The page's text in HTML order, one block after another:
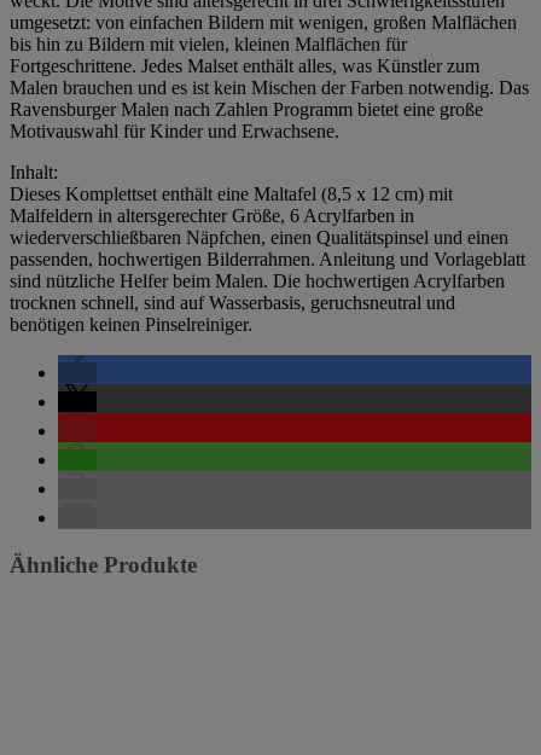
umgesetzt: von einfachen Bildern mit wenigen, großen Malflächen
bis hin zu Bildern mit vielen, kleinen Malflächen für
Fortgeschrittene. Jedes Malset enthält alles, was Künstler zum
Malen brauchen und es ist kein Mischen der Farben notwendig. Das
Ravensburger Malen nach Zahlen Programm bietet eine große
Motivauswahl für Kinder und Erwachsene.
Inhalt:
Dieses Komplettset enthält eine Maltafel (8,5 x 12 cm) mit
Malfeldern in altersgerechter Größe, 6 Acrylfarben in
wiederverschließbaren Näpfchen, einen Qualitätspinsel und einen
passenden, hochwertigen Bilderrahmen. Anleitung und Vorlageblatt
sind nützliche Helfer beim Malen. Die hochwertigen Acrylfarben
trocknen schnell, sind auf Wasserbasis, geruchsneutral und
benötigen keinen Pinselreiniger.
Ähnliche Produkte